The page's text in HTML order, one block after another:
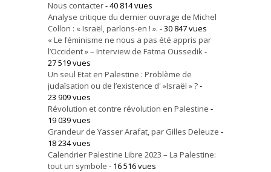
Nous contacter- 40 814 vues
Analyse critique du dernier ouvrage de Michel
Collon : « Israël, parlons-en ! ». - 30 847 vues
« Le féminisme ne nous a pas été appris par
l’Occident » – Interview de Fatma Oussedik -
27 519 vues
Un seul Etat en Palestine : Problème de
judaïsation ou de l’existence d' »Israël » ?-
23 909 vues
Révolution et contre révolution en Palestine -
19 039 vues
Grandeur de Yasser Arafat, par Gilles Deleuze -
18 234 vues
Calendrier Palestine Libre 2023 – La Palestine:
tout un symbole - 16 516 vues